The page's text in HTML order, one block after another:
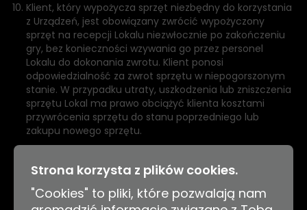
Klient, który wypożycza sprzęt niezbędny do korzystania
z Urządzeń, jest obowiązany zwrócić wypożyczony
sprzęt na recepcji Lokalu niezwłocznie po zakończeniu
gry, bez konieczności wzywania go przez personel
Lokalu do dokonania zwrotu. Klient ponosi
odpowiedzialność za zwrot sprzętu w niepogorszonym
stanie. W przypadku utraty, uszkodzenia lub zniszczenia
sprzętu Lokal ma prawo obciążyć klienta kosztami
przywrócenia sprzętu do stanu poprzedniego lub
zakupu nowego sprzętu.
towarzyszące są wyłącznie uprawnieni do korzystania z
przestrzeni (w tym loży) przyporządkowanej do danego
toru bowlingowego lub loży przyporządkowanej do
danego stołu bilardowego. Korzystanie z przestrzeni (w
Strona korzysta z plików cookies.
"Cookies" to pliki, które pozwalają nam